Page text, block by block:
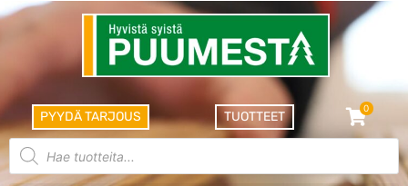
PYYDÄ TARJOUS TUOTTEET
0